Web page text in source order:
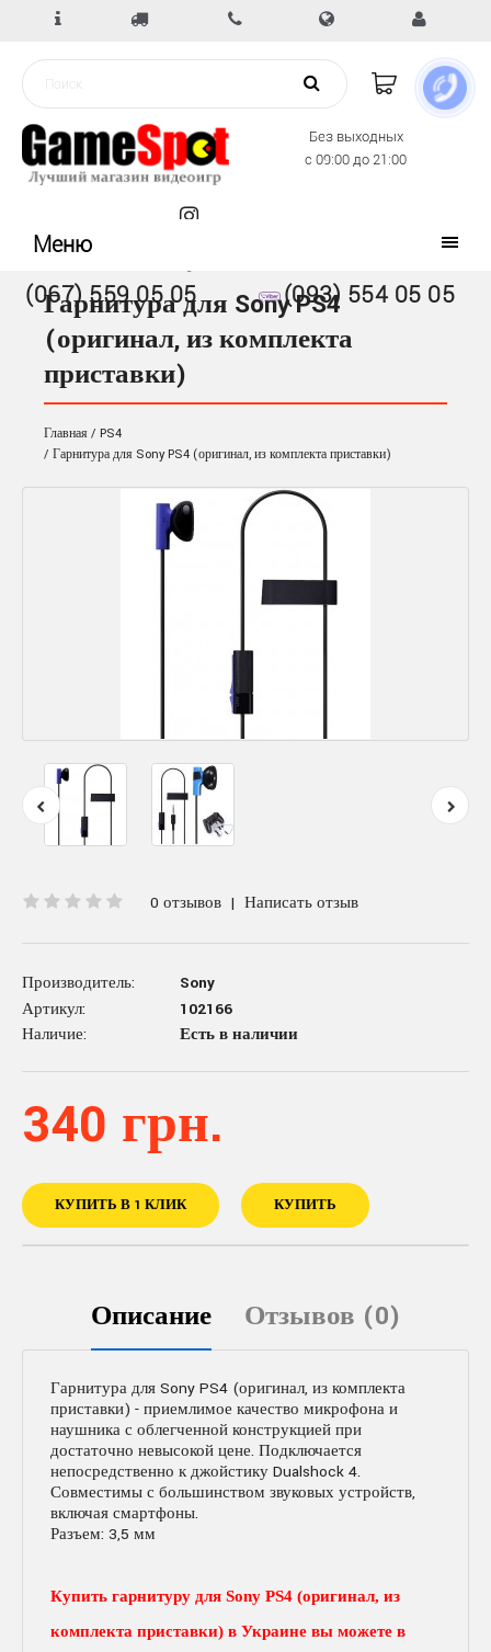
Без выходных
с 09:00 до 21:00
(067) 559 05 05 (093) 554 05 05
Меню
Гарнитура для Sony PS4
(оригинал, из комплекта
приставки)
Главная
PS4
Гарнитура для Sony PS4 (оригинал, из комплекта приставки)
0 отзывов | Написать отзыв
Производитель:
Sony
Артикул:
102166
Наличие:
Есть в наличии
340 грн.
КУПИТЬ В 1 КЛИК КУПИТЬ
Описание Отзывов (0)
Гарнитура для Sony PS4 (оригинал, из комплекта
приставки) - приемлимое качество микрофона и
наушника с облегченной конструкцией при
достаточно невысокой цене. Подключается
непосредственно к джойстику Dualshock 4.
Совместимы с большинством звуковых устройств,
включая смартфоны.
Разъем: 3,5 мм
Купить гарнитуру для Sony PS4 (оригинал, из
комплекта приставки) в Украине вы можете в